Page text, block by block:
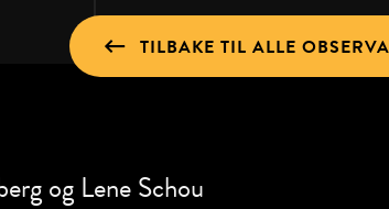
TILBAKE TIL ALLE
og Lene Schou